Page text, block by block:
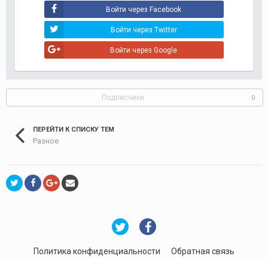
Войти через Facebook
Войти через Twitter
Войти через Google
Подписчики 0
ПЕРЕЙТИ К СПИСКУ ТЕМ
Разное
Политика конфиденциальности Обратная связь